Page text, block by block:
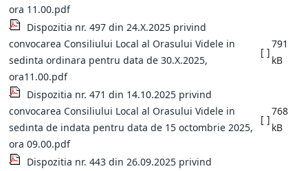
ora 11.00.pdf
Dispozitia nr. 497 din 24.X.2025 privind
convocarea Consiliului Local al Orasului Videle in
sedinta ordinara pentru data de 30.X.2025,
ora11.00.pdf
[ ]
791
kB
Dispozitia nr. 471 din 14.10.2025 privind
convocarea Consiliului Local al Orasului Videle in
sedinta de indata pentru data de 15 octombrie 2025,
ora 09.00.pdf
[ ]
768
kB
Dispozitia nr. 443 din 26.09.2025 privind